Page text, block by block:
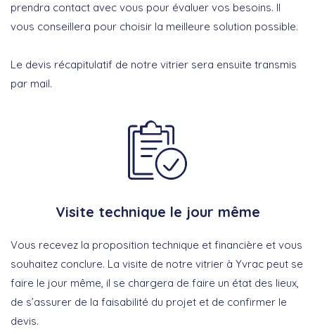
prendra contact avec vous pour évaluer vos besoins. Il
vous conseillera pour choisir la meilleure solution possible.
Le devis récapitulatif de notre vitrier sera ensuite transmis
par mail.
Visite technique le jour même
Vous recevez la proposition technique et financière et vous
souhaitez conclure. La visite de notre vitrier à Yvrac peut se
faire le jour même, il se chargera de faire un état des lieux,
de s’assurer de la faisabilité du projet et de confirmer le
devis.